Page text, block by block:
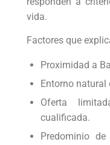
vida.
Factores que
Proximidad a
Entorno
Oferta
cualificada.
Predominio